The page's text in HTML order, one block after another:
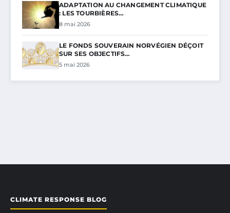
ADAPTATION AU CHANGEMENT CLIMATIQUE
: LES TOURBIÈRES…
8 mai 2026
LE FONDS SOUVERAIN NORVÉGIEN DÉÇOIT
SUR SES OBJECTIFS…
5 mai 2026
CLIMATE RESPONSE BLOG